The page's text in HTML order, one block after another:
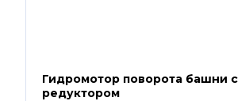
Гидромотор поворота башни с
редуктором